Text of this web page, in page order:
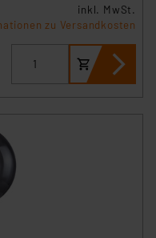
inkl. MwSt.
zu Versandkosten